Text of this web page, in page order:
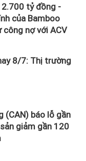
2.700 tỷ đồng -
của Bamboo
nợ với ACV
8/7: Thị trường
(CAN) báo lỗ gần
giảm gần 120